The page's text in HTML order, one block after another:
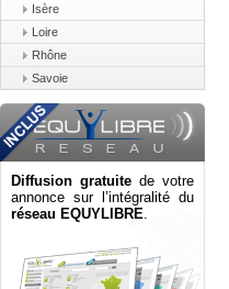
Isère
Loire
Rhône
Savoie
Diffusion gratuite de votre
annonce sur l’intégralité du
réseau EQUYLIBRE.